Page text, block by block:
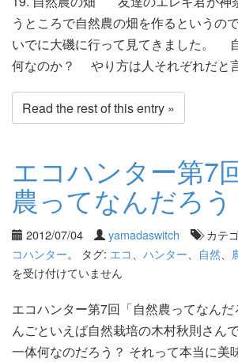
うところで自然農の畑を作るというの
いでに大磯に行って見てきました。
何なのか？ やり方は人それぞれだと
Read the rest of this entry »
エコハンター第7
農ってなんだろう
2012/07/04 yamadaswitch カテ
コハンター。 タグ: エコ ハンター 自然
を受け付けていません
エコハンター第7回「自然農ってなんだ
んごといえば自然栽培の木村秋則さん
一体何なのだろう？ それって本当に美